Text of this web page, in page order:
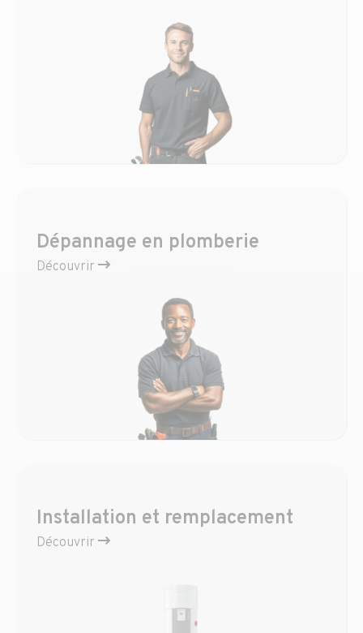
Dépannage en plomberie
Découvrir
Installation et remplacement
Découvrir